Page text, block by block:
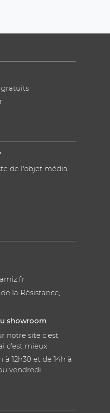
gratuits
de l'objet média
la Résistance,
showroom
notre site c'est
c'est mieux.
à 12h30 et de 14h à
vendredi